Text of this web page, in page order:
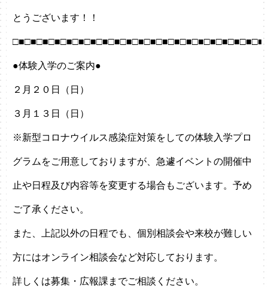
とうございます！！
●体験入学のご案内●
２月２０日（日）
３月１３日（日）
※新型コロナウイルス感染症対策をしての体験入学プロ
グラムをご用意しておりますが、急遽イベントの開催中
止や日程及び内容等を変更する場合もございます。予め
ご了承ください。
また、上記以外の日程でも、個別相談会や来校が難しい
方にはオンライン相談会など対応しております。
詳しくは募集・広報課までご相談ください。